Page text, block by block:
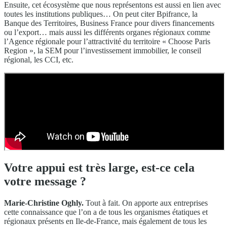
Ensuite, cet écosystème que nous représentons est aussi en lien avec
toutes les institutions publiques… On peut citer Bpifrance, la
Banque des Territoires, Business France pour divers financements
ou l’export… mais aussi les différents organes régionaux comme
l’Agence régionale pour l’attractivité du territoire « Choose Paris
Region », la SEM pour l’investissement immobilier, le conseil
régional, les CCI, etc.
Votre appui est très large, est-ce cela
votre message ?
Marie-Christine Oghly. Tout à fait. On apporte aux entreprises
cette connaissance que l’on a de tous les organismes étatiques et
régionaux présents en Ile-de-France, mais également de tous les